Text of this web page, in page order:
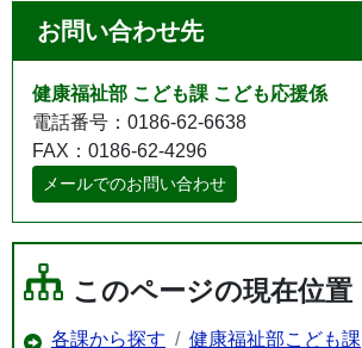
お問い合わせ先
健康福祉部 こども課 こども応援係
電話番号：0186-62-6638
FAX：0186-62-4296
メールでのお問い合わせ
このページの現在位置
各課から探す 健康福祉部こども課